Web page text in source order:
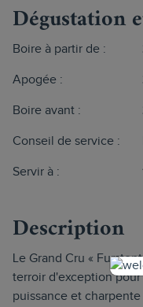
Dégustation
Boire à partir de :
Apogée :
Boire avant :
Conseil de service :
Servir à :
Description
Le Grand Cru «
terroir d'exception pour
puissance et